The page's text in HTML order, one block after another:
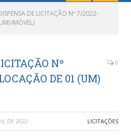
DE LICITAÇÃO Nº 7/2022-
IMÓVEL)
Nº
DE 01 (UM)
0
DE 2022 LICITAÇÕES